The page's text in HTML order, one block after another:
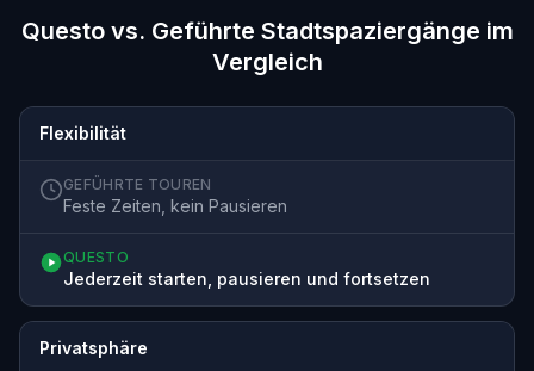
Questo vs. Geführte Stadtspaziergänge im
Vergleich
Flexibilität
GEFÜHRTE TOUREN
Feste Zeiten, kein Pausieren
QUESTO
Jederzeit starten, pausieren und fortsetzen
Privatsphäre